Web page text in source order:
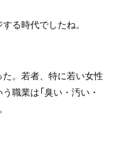
る時代でしたね。
。若者、特に若い女性
職業は「臭い・汚い・